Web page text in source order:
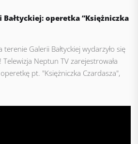
Bałtyckiej: operetka “Księżniczka
Galerii Bałtyckiej wydarzyło się
Neptun TV zarejestrowała
pt. "Księżniczka Czardasza",